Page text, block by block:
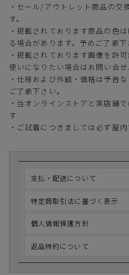
・セール/アウトレット商品の交
す。
・掲載されております商品の色
る場合があります。予めご了承下
・掲載されております画像を許
使いになりたい場合はお問い合せ
・仕様および外観・価格は予告
ご了承下さい。
・当オンラインストアと実店舗
す
・ご試着につきましては必ず屋内
支払・配送について
特定商取引法に基づく表示
個人情報保護方針
返品特約について